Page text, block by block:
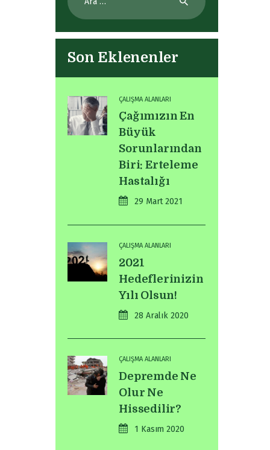
Son Eklenenler
ÇALIŞMA ALANLARI
Çağımızın En
Büyük
Sorunlarından
Biri: Erteleme
Hastalığı
29 Mart 2021
ÇALIŞMA ALANLARI
2021
Hedeflerinizin
Yılı Olsun!
28 Aralık 2020
ÇALIŞMA ALANLARI
Depremde Ne
Olur Ne
Hissedilir?
1 Kasım 2020